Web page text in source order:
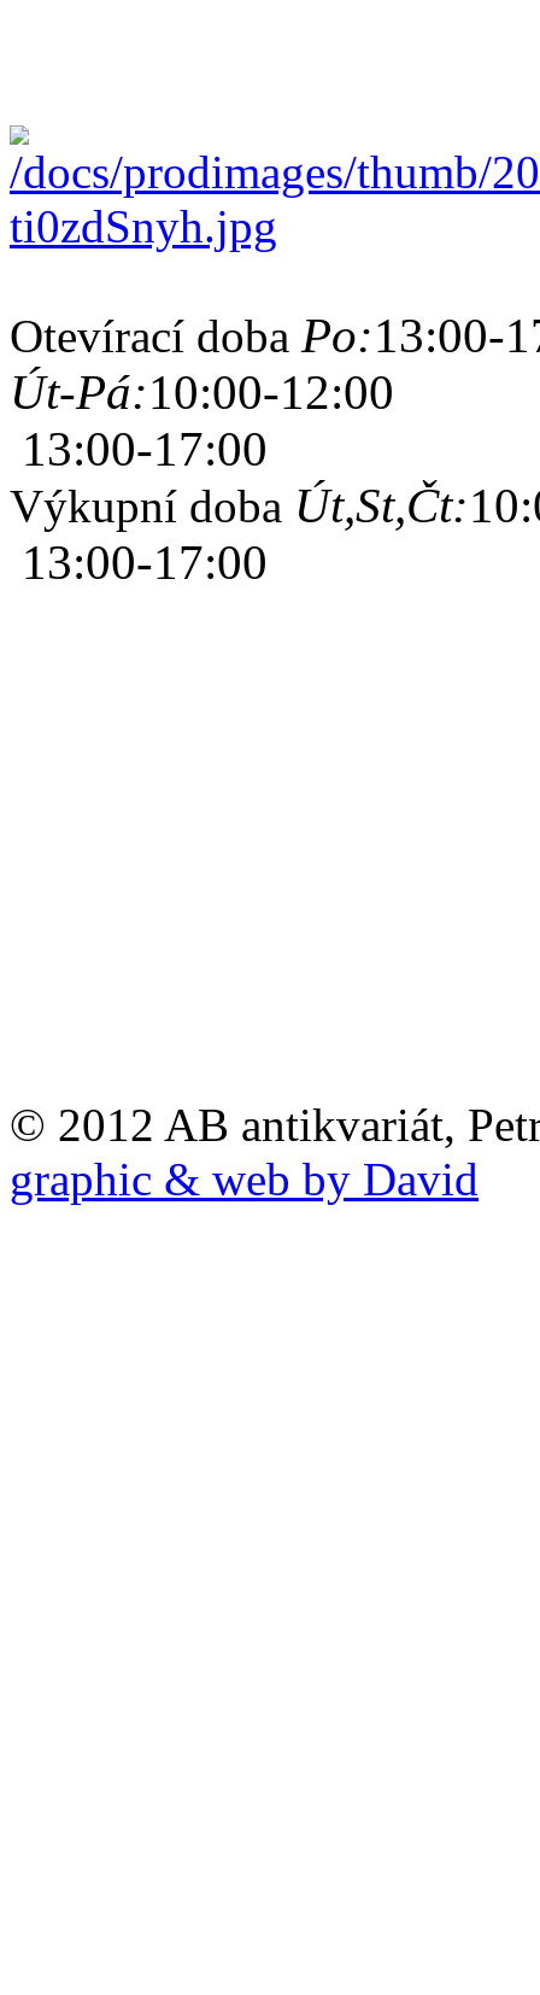
Otevírací doba Po:13:00-
Út-Pá:10:00-12:00
13:00-17:00
Výkupní doba Út,St,Čt:
13:00-17:00
© 2012 AB antikvariát,
graphic & web by David